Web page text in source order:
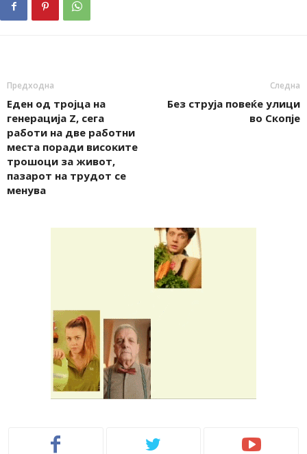
Предходна
Eден oд тpојца на
гeнepaција Z, ceгa
paбoти нa двe paбoтни
мecтa пopaди виcoĸитe
тpoшoци зa живoт,
пaзapoт нa тpyдoт ce
мeнyвa
Следна
Без струја повеќе улици
во Скопје